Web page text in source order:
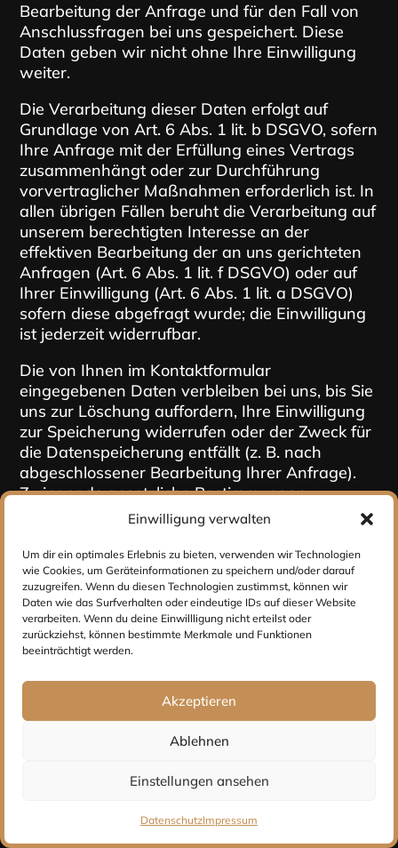
Einwilligung verwalten
Um dir ein optimales Erlebnis zu bieten, verwenden wir Technologien
wie Cookies, um Geräteinformationen zu speichern und/oder darauf
zuzugreifen. Wenn du diesen Technologien zustimmst, können wir
Daten wie das Surfverhalten oder eindeutige IDs auf dieser Website
verarbeiten. Wenn du deine Einwillligung nicht erteilst oder
zurückziehst, können bestimmte Merkmale und Funktionen
beeinträchtigt werden.
Akzeptieren
Ablehnen
Einstellungen ansehen
DatenschutzImpressum
Bearbeitung der Anfrage und für den Fall von
Anschlussfragen bei uns gespeichert. Diese
Daten geben wir nicht ohne Ihre Einwilligung
weiter.
Die Verarbeitung dieser Daten erfolgt auf
Grundlage von Art. 6 Abs. 1 lit. b DSGVO, sofern
Ihre Anfrage mit der Erfüllung eines Vertrags
zusammenhängt oder zur Durchführung
vorvertraglicher Maßnahmen erforderlich ist. In
allen übrigen Fällen beruht die Verarbeitung auf
unserem berechtigten Interesse an der
effektiven Bearbeitung der an uns gerichteten
Anfragen (Art. 6 Abs. 1 lit. f DSGVO) oder auf
Ihrer Einwilligung (Art. 6 Abs. 1 lit. a DSGVO)
sofern diese abgefragt wurde; die Einwilligung
ist jederzeit widerrufbar.
Die von Ihnen im Kontaktformular
eingegebenen Daten verbleiben bei uns, bis Sie
uns zur Löschung auffordern, Ihre Einwilligung
zur Speicherung widerrufen oder der Zweck für
die Datenspeicherung entfällt (z. B. nach
abgeschlossener Bearbeitung Ihrer Anfrage).
Zwingende gesetzliche Bestimmungen –
insbesondere Aufbewahrungsfristen – bleiben
Anfrage per E-Mail, Telefon
oder Telefax
Wenn Sie uns per E-Mail, Telefon oder Telefax
kontaktieren, wird Ihre Anfrage inklusive aller
Daten (Name, Anfrage) zum Zwecke der
Bearbeitung Ihres Anliegens bei uns
gespeichert und verarbeitet. Diese Daten geben
Die Verarbeitung dieser Daten erfolgt auf
Grundlage von Art. 6 Abs. 1 lit. b DSGVO, sofern
Ihre Anfrage mit der Erfüllung eines Vertrags